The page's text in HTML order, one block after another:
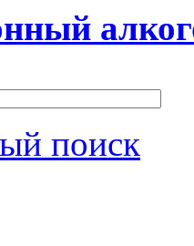
поиск